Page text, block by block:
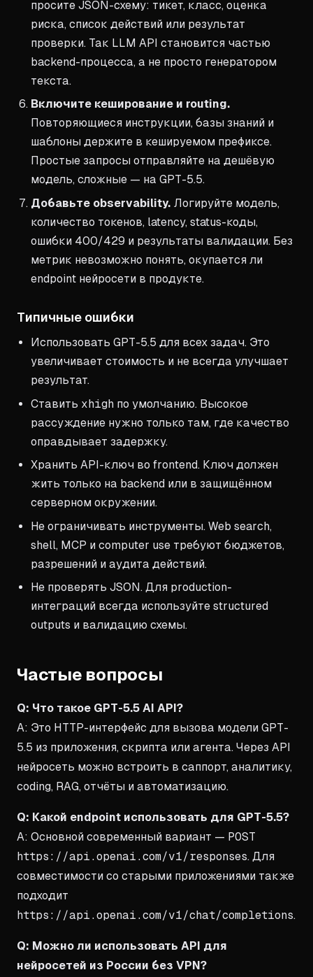
просите JSON-схему: тикет, класс, оценка
риска, список действий или результат
проверки. Так LLM API становится частью
backend-процесса, а не просто генератором
текста.
Включите кеширование и routing.
Повторяющиеся инструкции, базы знаний и
шаблоны держите в кешируемом префиксе.
Простые запросы отправляйте на дешёвую
модель, сложные — на GPT-5.5.
Добавьте observability. Логируйте модель,
количество токенов, latency, status-коды,
ошибки 400/429 и результаты валидации. Без
метрик невозможно понять, окупается ли
endpoint нейросети в продукте.
Типичные ошибки
Использовать GPT-5.5 для всех задач. Это
увеличивает стоимость и не всегда улучшает
результат.
Ставить xhigh по умолчанию. Высокое
рассуждение нужно только там, где качество
оправдывает задержку.
Хранить API-ключ во frontend. Ключ должен
жить только на backend или в защищённом
серверном окружении.
Не ограничивать инструменты. Web search,
shell, MCP и computer use требуют бюджетов,
разрешений и аудита действий.
Не проверять JSON. Для production-
интеграций всегда используйте structured
outputs и валидацию схемы.
Частые вопросы
Q: Что такое GPT-5.5 AI API?
A: Это HTTP-интерфейс для вызова модели GPT-
5.5 из приложения, скрипта или агента. Через API
нейросеть можно встроить в саппорт, аналитику,
coding, RAG, отчёты и автоматизацию.
Q: Какой endpoint использовать для GPT-5.5?
A: Основной современный вариант — POST
https://api.openai.com/v1/responses. Для
совместимости со старыми приложениями также
подходит
https://api.openai.com/v1/chat/completions.
Q: Можно ли использовать API для
нейросетей из России без VPN?